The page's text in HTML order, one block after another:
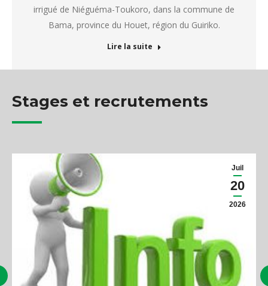
irrigué de Niéguéma-Toukoro, dans la commune de
Bama, province du Houet, région du Guiriko.
Lire la suite
Stages et recrutements
Juil
20
2026